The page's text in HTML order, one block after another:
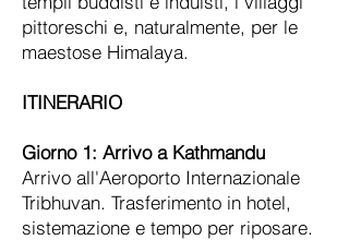
pittoreschi e, naturalmente, per le
maestose Himalaya.
ITINERARIO
Giorno 1: Arrivo a Kathmandu
Arrivo all'Aeroporto Internazionale
Tribhuvan. Trasferimento in hotel,
sistemazione e tempo per riposare.